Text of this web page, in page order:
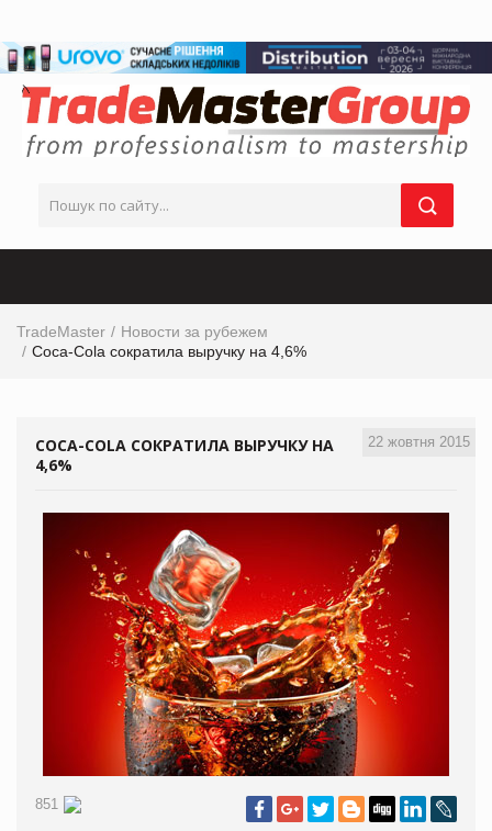
TradeMaster
Новости за рубежем
Coca-Cola сократила выручку на 4,6%
22 жовтня 2015
COCA-COLA СОКРАТИЛА ВЫРУЧКУ НА
4,6%
851